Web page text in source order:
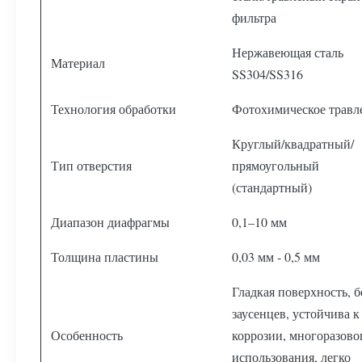
фильтра
Материал
Нержавеющая сталь
SS304/SS316
Технология обработки Фотохимическое
Тип отверстия
Круглый/квадратный/
прямоугольный
(стандартный)
Диапазон диафрагмы 0,1–10 мм
Толщина пластины 0,03 мм - 0,5 мм
Особенность
Гладкая поверхность,
заусенцев, устойчива к
коррозии,
использования, легко